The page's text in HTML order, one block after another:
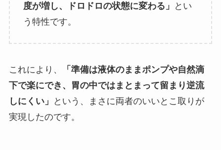
度が増し、ドロドロの状態に変わる」
とい
う特性です。
これにより、
「準備は液体のままポンプや自然滴
下で楽にでき、胃の中ではまとまって留まり逆流
しにくい」
という、まさに両者のいいとこ取りが
実現したのです。